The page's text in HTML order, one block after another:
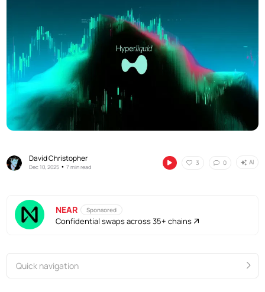
David Christopher
Dec 10, 2025 •7 min read
3 0 AI
NEAR Sponsored
Confidential swaps across 35+ chains
Quick navigation